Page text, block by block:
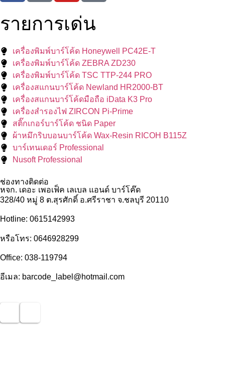
รายการเด่น
เครื่องพิมพ์บาร์โค้ด Honeywell PC42E-T
เครื่องพิมพ์บาร์โค้ด ZEBRA ZD230
เครื่องพิมพ์บาร์โค้ด TSC TTP-244 PRO
เครื่องสแกนบาร์โค้ด Newland HR2000-BT
เครื่องสแกนบาร์โค้ดมือถือ iData K3 Pro
เครื่องสำรองไฟ ZIRCON Pi-Prime
สติ๊กเกอร์บาร์โค้ด ชนิด Paper
ผ้าหมึกริบบอนบาร์โค้ด Wax-Resin RICOH B115Z
บาร์เทนเดอร์ Professional
Nusoft Professional
ช่องทางติดต่อ
หจก. เดอะ เพอเฟ็ค เลเบล แอนด์ บาร์โค๊ด
328/40 หมู่ 8 ต.สุรศักดิ์ อ.ศรีราชา จ.ชลบุรี 20110
Hotline: 0615142993
หรือโทร: 0646928299
Office: 038-119794
อีเมล: barcode_label@hotmail.com